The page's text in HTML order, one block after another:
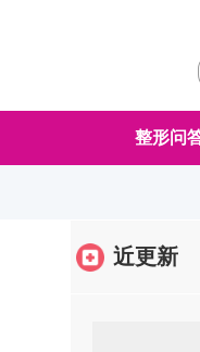
整形问
近更新